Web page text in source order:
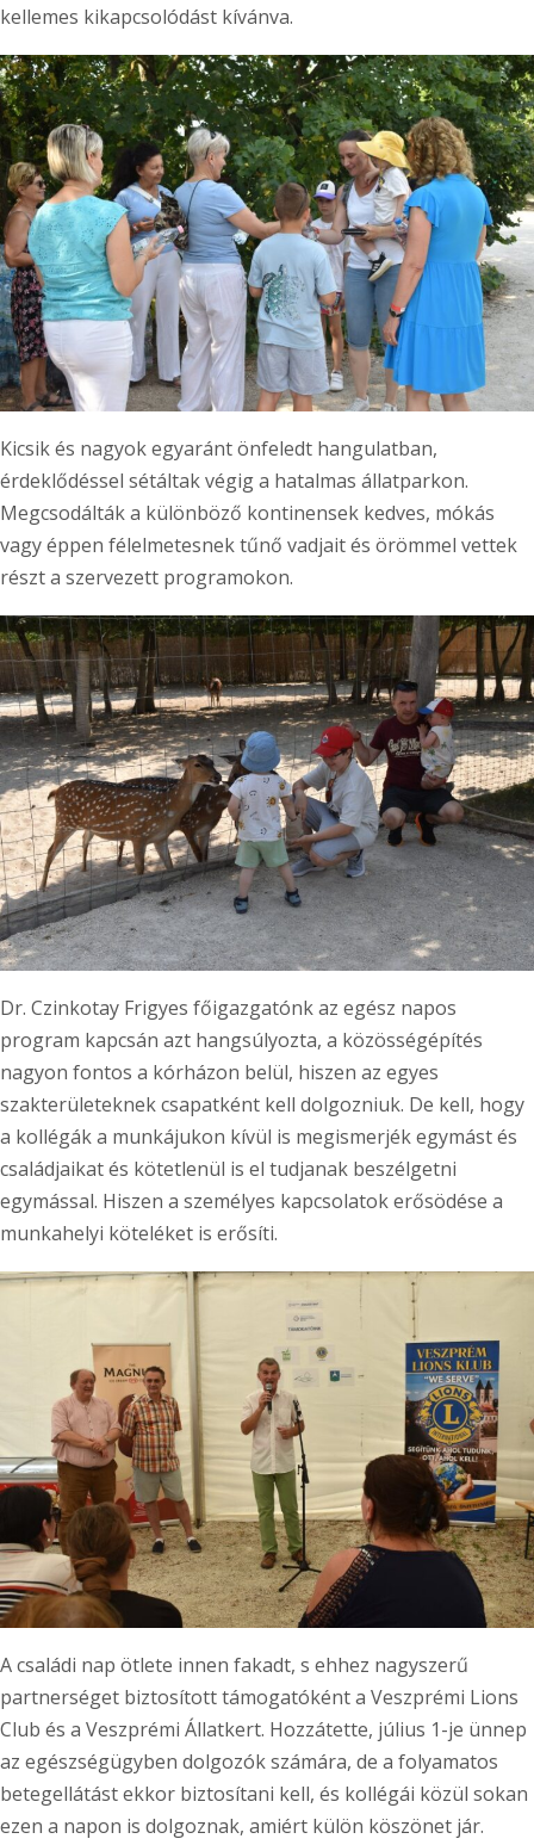
kellemes kikapcsolódást kívánva.
Kicsik és nagyok egyaránt önfeledt hangulatban,
érdeklődéssel sétáltak végig a hatalmas állatparkon.
Megcsodálták a különböző kontinensek kedves, mókás
vagy éppen félelmetesnek tűnő vadjait és örömmel vettek
részt a szervezett programokon.
Dr. Czinkotay Frigyes főigazgatónk az egész napos
program kapcsán azt hangsúlyozta, a közösségépítés
nagyon fontos a kórházon belül, hiszen az egyes
szakterületeknek csapatként kell dolgozniuk. De kell, hogy
a kollégák a munkájukon kívül is megismerjék egymást és
családjaikat és kötetlenül is el tudjanak beszélgetni
egymással. Hiszen a személyes kapcsolatok erősödése a
munkahelyi köteléket is erősíti.
A családi nap ötlete innen fakadt, s ehhez nagyszerű
partnerséget biztosított támogatóként a Veszprémi Lions
Club és a Veszprémi Állatkert. Hozzátette, július 1-je ünnep
az egészségügyben dolgozók számára, de a folyamatos
betegellátást ekkor biztosítani kell, és kollégái közül sokan
ezen a napon is dolgoznak, amiért külön köszönet jár.